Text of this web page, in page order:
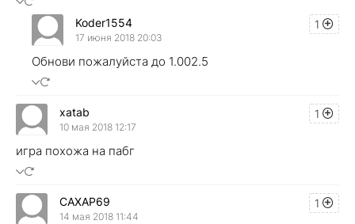
1
Koder1554
17 июня 2018 20:03
Обнови пожалуйста до 1.002.5
1
хatab
10 мая 2018 12:17
игра похожа на пабг
1
CAXAP69
14 мая 2018 11:44